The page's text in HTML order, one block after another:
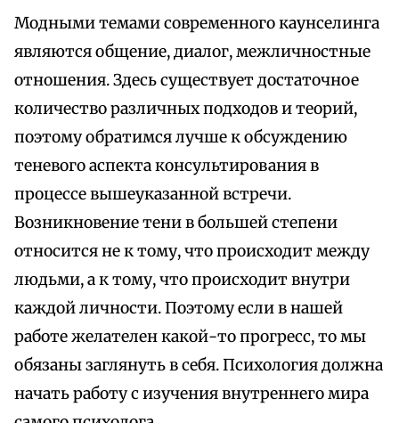
Модными темами современного каунселинга
являются общение, диалог, межличностные
отношения. Здесь существует достаточное
количество различных подходов и теорий,
поэтому обратимся лучше к обсуждению
теневого аспекта консультирования в
процессе вышеуказанной встречи.
Возникновение тени в большей степени
относится не к тому, что происходит между
людьми, а к тому, что происходит внутри
каждой личности. Поэтому если в нашей
работе желателен какой-то прогресс, то мы
обязаны заглянуть в себя. Психология должна
начать работу с изучения внутреннего мира